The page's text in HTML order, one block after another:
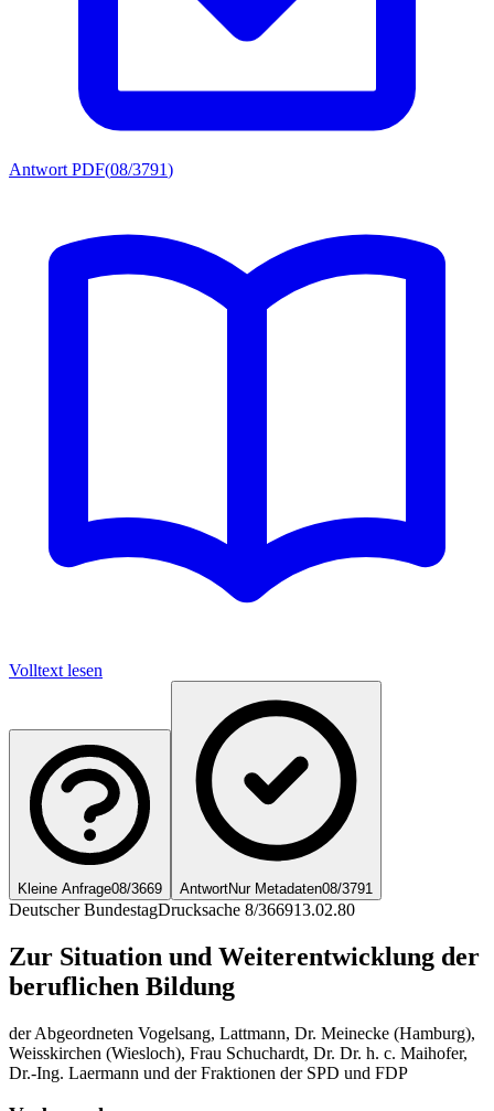
Antwort PDF(08/3791)
Volltext lesen
Kleine Anfrage08/3669 AntwortNur Metadaten08/3791
Deutscher BundestagDrucksache 8/366913.02.80
Zur Situation und Weiterentwicklung der
beruflichen Bildung
der Abgeordneten Vogelsang, Lattmann, Dr. Meinecke (Hamburg),
Weisskirchen (Wiesloch), Frau Schuchardt, Dr. Dr. h. c. Maihofer,
Dr.-Ing. Laermann und der Fraktionen der SPD und FDP